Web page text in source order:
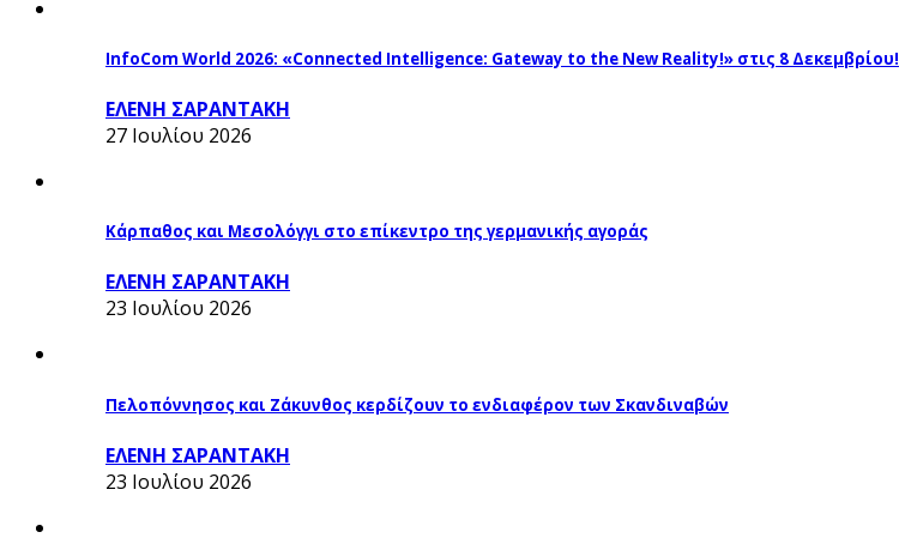
InfoCom World 2026: «Connected Intelligence: Gateway to the New Reality!» στις 8 Δεκεμβρίου!
ΕΛΕΝΗ ΣΑΡΑΝΤΑΚΗ
27 Ιουλίου 2026
Κάρπαθος και Μεσολόγγι στο επίκεντρο της γερμανικής αγοράς
ΕΛΕΝΗ ΣΑΡΑΝΤΑΚΗ
23 Ιουλίου 2026
Πελοπόννησος και Ζάκυνθος κερδίζουν το ενδιαφέρον των Σκανδιναβών
ΕΛΕΝΗ ΣΑΡΑΝΤΑΚΗ
23 Ιουλίου 2026